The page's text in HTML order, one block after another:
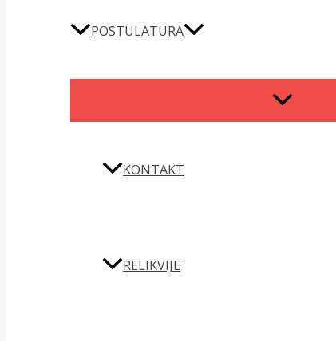
POSTULATURA
MENU
TOGGLE
KONTAKT
RELIKVIJE